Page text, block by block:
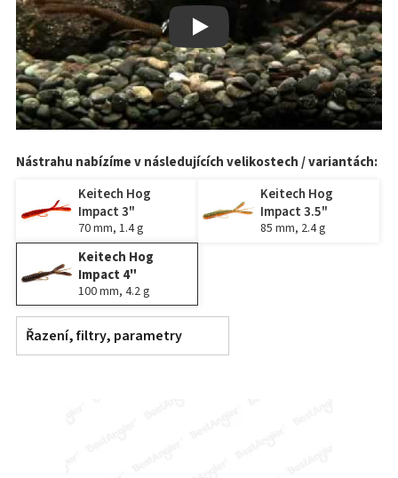
Play
Nástrahu nabízíme v následujících velikostech / variantách:
Keitech Hog
Impact 3"
70 mm, 1.4 g
Keitech Hog
Impact 3.5"
85 mm, 2.4 g
Keitech Hog
Impact 4"
100 mm, 4.2 g
Řazení, filtry, parametry